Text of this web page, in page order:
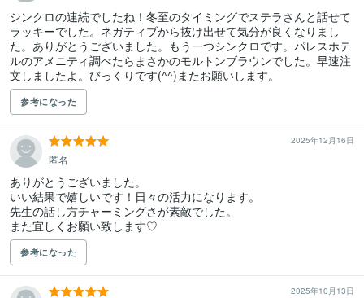
シンクロの連続でしたね！冬至のタイミングでステラさんと話せて
ラッキーでした。ネガティブから抜け出せて気分が良くなりまし
た。ありがとうございました。もう一つシンクロです。パレスホテ
ルのアメニティ調べたらまさかのモルトンブラウンでした。早速注
文しましたよ。びっくりです(^^)またお願いします。
参考になった
2025年12月16日
匿名
ありがとうございました。
いい結果で嬉しいです！日々の活力になります。
先生の話し方チャーミングさが素敵でした。
また宜しくお願い致します♡
参考になった
2025年10月13日